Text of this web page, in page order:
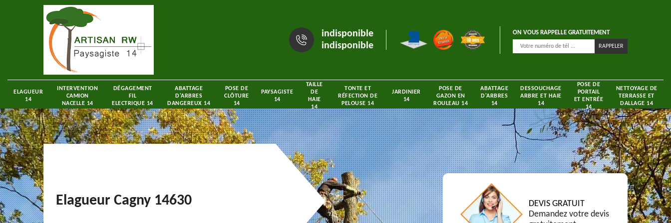
indisponible
indisponible
ON VOUS RAPPELLE GRATUITEMENT
ELAGUEUR
14
INTERVENTION
CAMION
NACELLE 14
DÉGAGEMENT
FIL
ELECTRIQUE 14
ABATTAGE
D'ARBRES
DANGEREUX 14
POSE DE
CLÔTURE
14
PAYSAGISTE
14
TAILLE
DE
HAIE
14
TONTE ET
RÉFECTION DE
PELOUSE 14
JARDINIER
14
POSE DE
GAZON EN
ROULEAU 14
ABATTAGE
D'ARBRES
14
DESSOUCHAGE
ARBRE ET HAIE
14
POSE DE
PORTAIL
ET ENTRÉE
14
NETTOYAGE DE
TERRASSE ET
DALLAGE 14
Elagueur Cagny 14630
DEVIS GRATUIT
Demandez votre devis